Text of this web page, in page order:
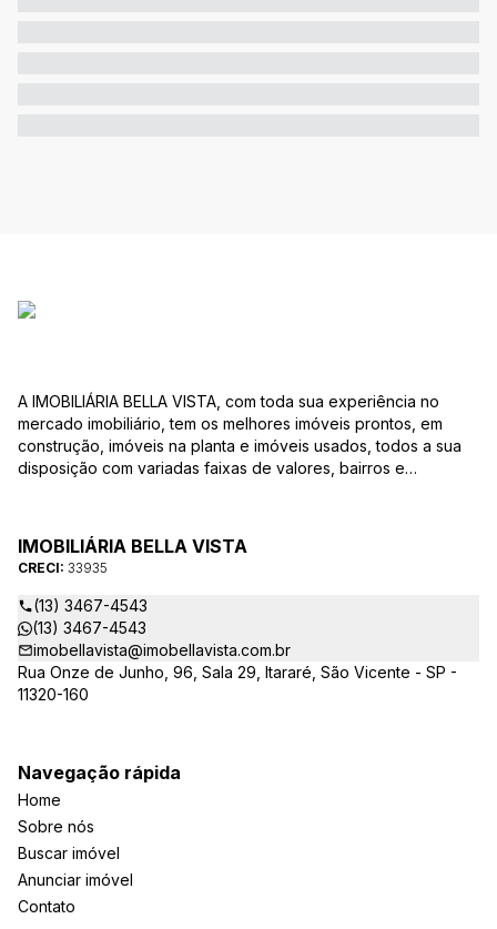
A IMOBILIÁRIA BELLA VISTA, com toda sua experiência no
mercado imobiliário, tem os melhores imóveis prontos, em
construção, imóveis na planta e imóveis usados, todos a sua
disposição com variadas faixas de valores, bairros e
ao CRECI-EE – estarão sempre prontos para responder-lhe
todas as suas dúvidas sobre casas, apartamentos, terrenos,
salas comerciais e outros produtos imobiliários.
IMOBILIÁRIA BELLA VISTA
CRECI: 33935
(13) 3467-4543
(13) 3467-4543
imobellavista@imobellavista.com.br
Rua Onze de Junho, 96, Sala 29, Itararé, São Vicente - SP -
11320-160
Navegação rápida
Home
Sobre nós
Buscar imóvel
Anunciar imóvel
Contato